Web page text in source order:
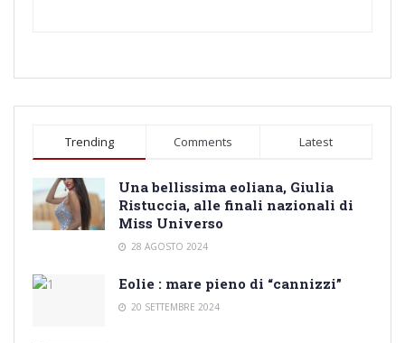
Trending Comments Latest
Una bellissima eoliana, Giulia
Ristuccia, alle finali nazionali di
Miss Universo
28 AGOSTO 2024
Eolie : mare pieno di “cannizzi”
20 SETTEMBRE 2024